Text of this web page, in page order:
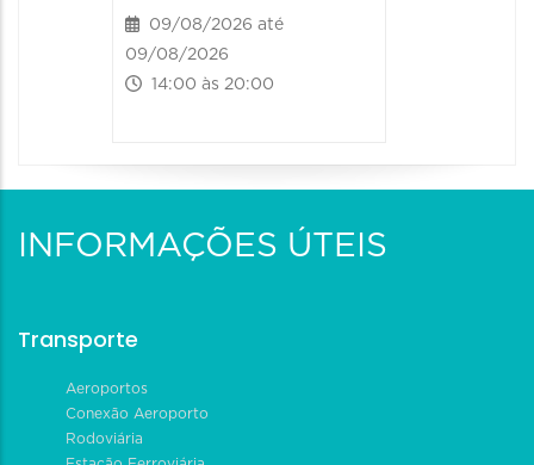
09/08/2026 até
09/08/2026
14:00 às 20:00
INFORMAÇÕES ÚTEIS
Transporte
Aeroportos
Conexão Aeroporto
Rodoviária